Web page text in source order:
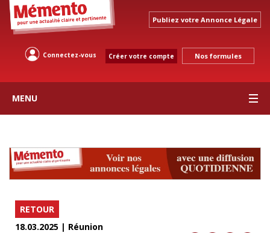
Publiez votre Annonce Légale
Connectez-vous Créer votre compte Nos formules
MENU
RETOUR
18.03.2025 | Réunion